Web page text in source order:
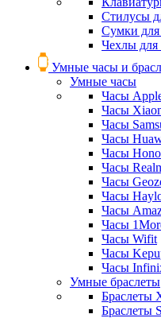
Стилусы
Сумки для
Чехлы для
Умные часы и
Умные часы
Часы
Часы
Часы
Часы
Часы
Часы
Часы
Часы
Часы
Часы
Часы Wifit
Часы
Часы
Умные браслеты
Браслеты
Браслеты